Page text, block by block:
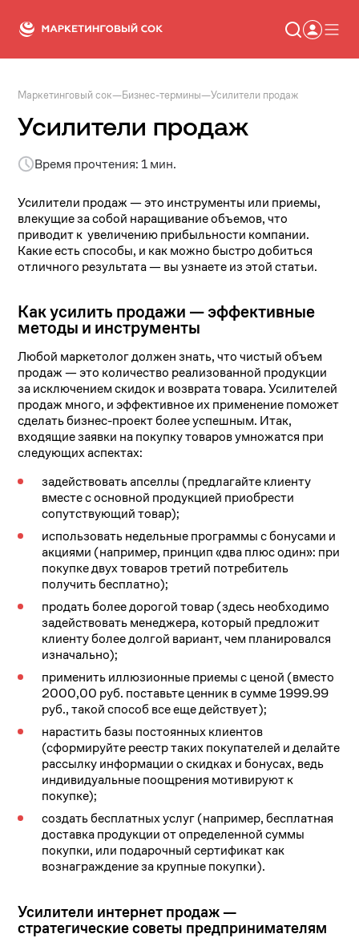
Статьи
Новости
Сервисы
Консалтинг
Маркетинговый сок—Бизнес-термины—Усилители продаж
Усилители продаж
Время прочтения: 1 мин.
Усилители продаж — это инструменты или приемы,
влекущие за собой наращивание объемов, что
приводит к увеличению прибыльности компании.
Какие есть способы, и как можно быстро добиться
отличного результата — вы узнаете из этой статьи.
Как усилить продажи — эффективные
методы и инструменты
Любой маркетолог должен знать, что чистый объем
продаж — это количество реализованной продукции
за исключением скидок и возврата товара. Усилителей
продаж много, и эффективное их применение поможет
сделать бизнес-проект более успешным. Итак,
входящие заявки на покупку товаров умножатся при
следующих аспектах:
задействовать апселлы (предлагайте клиенту
вместе с основной продукцией приобрести
сопутствующий товар);
использовать недельные программы с бонусами и
акциями (например, принцип «два плюс один»: при
покупке двух товаров третий потребитель
получить бесплатно);
продать более дорогой товар (здесь необходимо
задействовать менеджера, который предложит
клиенту более долгой вариант, чем планировался
изначально);
применить иллюзионные приемы с ценой (вместо
2000,00 руб. поставьте ценник в сумме 1999.99
руб., такой способ все еще действует);
нарастить базы постоянных клиентов
(сформируйте реестр таких покупателей и делайте
рассылку информации о скидках и бонусах, ведь
индивидуальные поощрения мотивируют к
покупке);
создать бесплатных услуг (например, бесплатная
доставка продукции от определенной суммы
покупки, или подарочный сертификат как
вознаграждение за крупные покупки).
Усилители интернет продаж —
стратегические советы предпринимателям